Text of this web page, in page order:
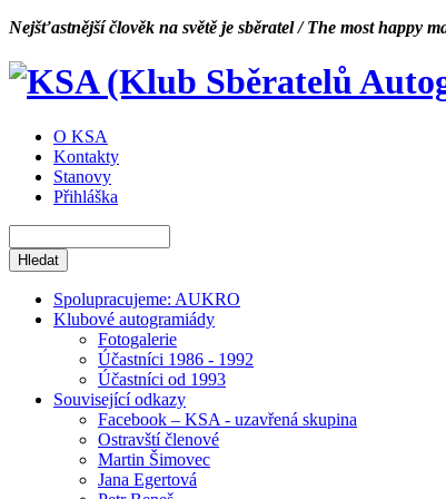
Nejšťastnější člověk na světě je sběratel / The most happy
O KSA
Kontakty
Stanovy
Přihláška
Spolupracujeme: AUKRO
Klubové autogramiády
Fotogalerie
Účastníci 1986 - 1992
Účastníci od 1993
Související odkazy
Facebook – KSA - uzavřená skupina
Ostravští členové
Martin Šimovec
Jana Egertová